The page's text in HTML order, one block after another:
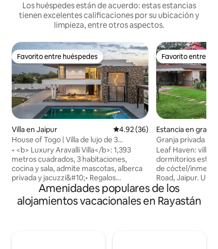
Los huéspedes están de acuerdo: estas estancias
tienen excelentes calificaciones por su ubicación y
limpieza, entre otros aspectos.
Favorito entre huéspedes
Favorito entre huéspedes
Villa en Jaipur Calificación promedio: 4.92 de
4.92 (36)
House of Togo | Villa de lujo de 3
recámaras, con piscina y jacuzzi
• <b> Luxury Aravalli Villa</b>: 1,393
metros cuadrados, 3 habitaciones,
cocina y sala, admite mascotas, alberca
privada y jacuzzi&#10;• Regalos
exclusivos <b> Summer Edit</b> para
nuestros huéspedes en mayo, junio y
julio&#10;• <b> De cortesía</b>: canasta
Favorito entre
Favorito entre
Estancia en
a Bas Sanjhariya
Granja privada de
inmersión |
Leaf Haven: villa
dormitorios estilo
de cóctel/
Road, Jaipur.
fin de semana de
ciudad, ideal para
amigos.
Amenidades populares de los
alojamientos vacacionales en Rayastán